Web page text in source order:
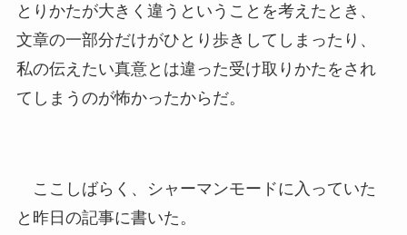
とりかたが大きく違うということを考えたとき、
文章の一部分だけがひとり歩きしてしまったり、
私の伝えたい真意とは違った受け取りかたをされ
てしまうのが怖かったからだ。
ここしばらく、シャーマンモードに入っていた
と昨日の記事に書いた。